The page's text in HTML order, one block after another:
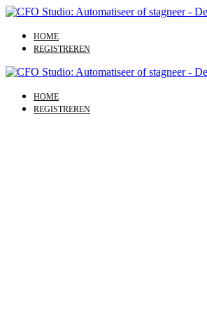
HOME
REGISTREREN
HOME
REGISTREREN